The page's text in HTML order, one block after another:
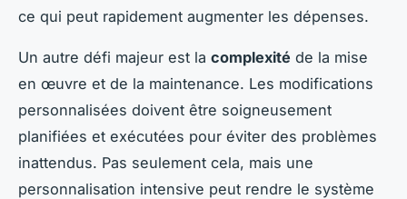
ce qui peut rapidement augmenter les dépenses.
Un autre défi majeur est la complexité de la mise
en œuvre et de la maintenance. Les modifications
personnalisées doivent être soigneusement
planifiées et exécutées pour éviter des problèmes
inattendus. Pas seulement cela, mais une
personnalisation intensive peut rendre le système